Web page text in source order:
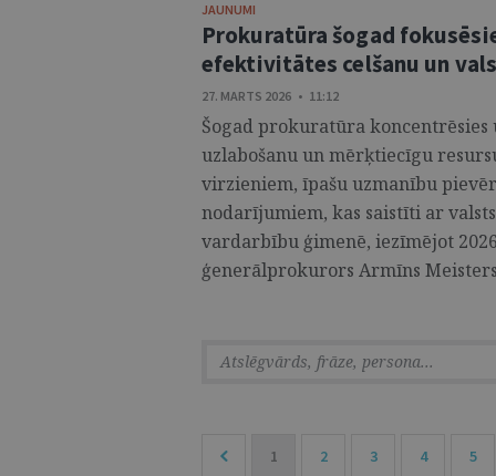
JAUNUMI
Prokuratūra šogad
efektivitātes celšanu un
27. MARTS 2026 • 11:12
Šogad prokuratūra
uzlabošanu un mērķtiecīgu
virzieniem, īpašu uzmanību
nodarījumiem, kas saistīti ar
vardarbību ģimenē, iezīmējot
ģenerālprokurors Armīns
1 2 3 4 5